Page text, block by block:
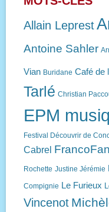
Allain Leprest
Antoine Sahler
Vian Buridane Café de
Tarlé Christian
EPM
Festival Découvrir de
Cabrel
Rochette Justine Jérémie
Compignie Le Furieux
Vincenot